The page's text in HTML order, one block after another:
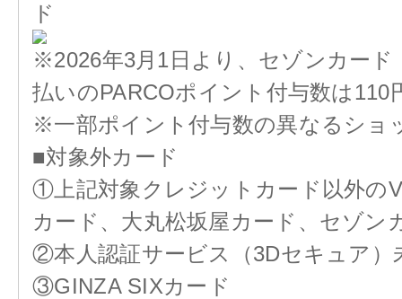
ド
※2026年3月1日より、セゾンカー
払いのPARCOポイント付与数は
※一部ポイント付与数の異なるショ
■対象外カード
①上記対象クレジットカード以外の
カード、大丸松坂屋カード、セゾン
②本人認証サービス（3Dセキュア）
③GINZA SIXカード